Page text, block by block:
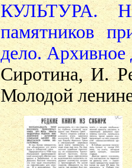
КУЛЬТУРА.
памятников
дело. Архивное
Сиротина, И.
Молодой